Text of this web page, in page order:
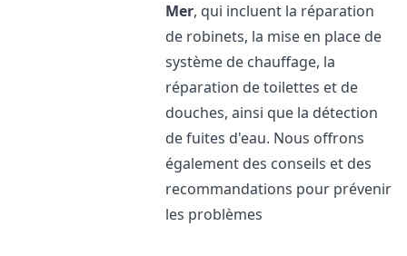
Mer, qui incluent la réparation
de robinets, la mise en place de
système de chauffage, la
réparation de toilettes et de
douches, ainsi que la détection
de fuites d'eau. Nous offrons
également des conseils et des
recommandations pour prévenir
les problèmes